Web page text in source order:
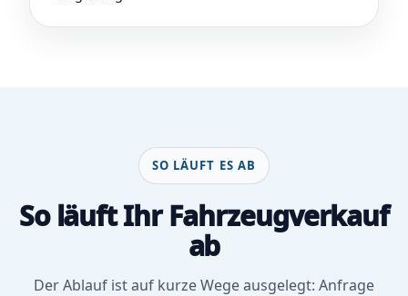
SO LÄUFT ES AB
So läuft Ihr Fahrzeugverkauf
ab
Der Ablauf ist auf kurze Wege ausgelegt: Anfrage